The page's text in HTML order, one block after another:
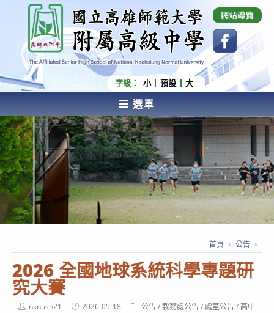
內
容
國立高雄師範大學附屬高級中學 Affiliated Senior
High School of National Kaohsiung Normal
University
字級： 小 預設 大
選單
AFFILIATED SENIOR HIGH SCHOOL OF NATIONAL
KAOHSIUNG NORMAL UNIVERSITY
2026 全國地球系統科學專題研
究大賽
首頁 > 公告 >
Postnknush21
Post2026-05-18
Post公告/教務處公告/處室公告/高中